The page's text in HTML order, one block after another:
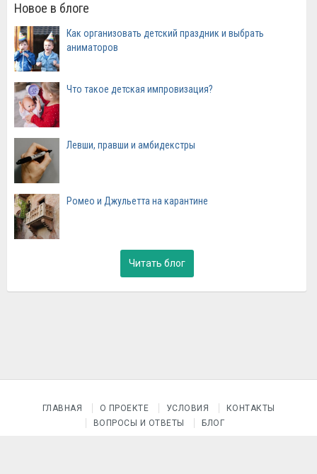
Новое в блоге
Как организовать детский праздник и выбрать
аниматоров
Что такое детская импровизация?
Левши, правши и амбидекстры
Ромео и Джульетта на карантине
Читать блог
ГЛАВНАЯ О ПРОЕКТЕ УСЛОВИЯ
КОНТАКТЫ
ВОПРОСЫ И ОТВЕТЫ
БЛОГ